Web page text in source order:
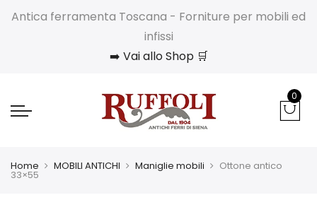
Antica ferramenta Toscana - Forniture per mobili ed
infissi
➡️ Vai allo Shop 🛒
0
Home MOBILI ANTICHI Maniglie mobili Ottone antico
33×55